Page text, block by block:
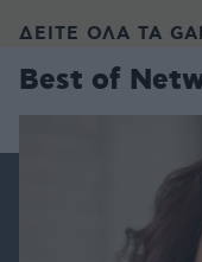
ΔΕΙΤΕ ΟΛΑ ΤΑ
Best of